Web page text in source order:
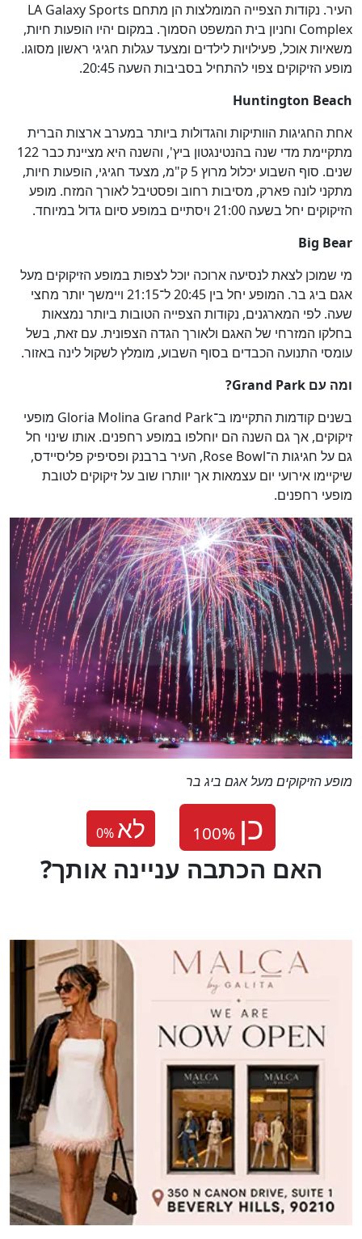
העיר. נקודות הצפייה המומלצות הן מתחם LA Galaxy Sports
Complex וחניון בית המשפט הסמוך. במקום יהיו הופעות חיות,
משאיות אוכל, פעילויות לילדים ומצעד עגלות חגיגי ראשון מסוגו.
מופע הזיקוקים צפוי להתחיל בסביבות השעה 20:45.
Huntington Beach
אחת החגיגות הוותיקות והגדולות ביותר במערב ארצות הברית
מתקיימת מדי שנה בהנטינגטון ביץ', והשנה היא מציינת כבר 122
שנים. סוף השבוע יכלול מרוץ 5 ק"מ, מצעד חגיגי, הופעות חיות,
מתקני לונה פארק, מסיבות רחוב ופסטיבל לאורך המזח. מופע
הזיקוקים יחל בשעה 21:00 ויסתיים במופע סיום גדול במיוחד.
Big Bear
מי שמוכן לצאת לנסיעה ארוכה יוכל לצפות במופע הזיקוקים מעל
אגם ביג בר. המופע יחל בין 20:45 ל־21:15 ויימשך יותר מחצי
שעה. לפי המארגנים, נקודות הצפייה הטובות ביותר נמצאות
בחלקו המזרחי של האגם ולאורך הגדה הצפונית. עם זאת, בשל
עומסי התנועה הכבדים בסוף השבוע, מומלץ לשקול לינה באזור.
ומה עם Grand Park?
בשנים קודמות התקיימו ב־Gloria Molina Grand Park מופעי
זיקוקים, אך גם השנה הם יוחלפו במופע רחפנים. אותו שינוי חל
גם על חגיגות ה־Rose Bowl, העיר ברבנק ופסיפיק פליסיידס,
שיקיימו אירועי יום עצמאות אך יוותרו שוב על זיקוקים לטובת
מופעי רחפנים.
מופע הזיקוקים מעל אגם ביג בר
0% לא
?האם הכתבה עניינה אותך